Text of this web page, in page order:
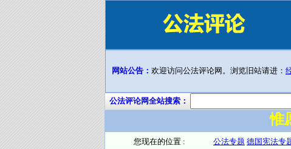
网站公告： 欢迎访问公法评论网。浏览旧站请进：
公法评论网全站搜索：
惟
您现在的位置 : 公法专题 德国宪法专